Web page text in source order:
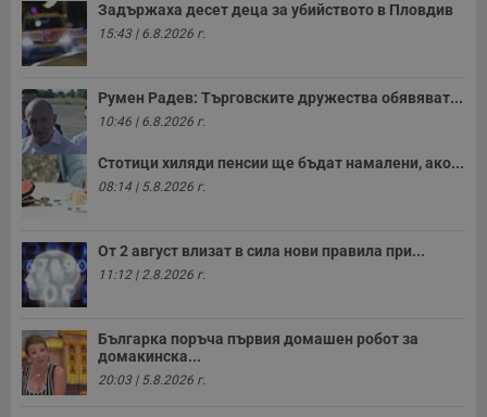
Задържаха десет деца за убийството в Пловдив
15:43 | 6.8.2026 г.
Румен Радев: Търговските дружества обявяват...
10:46 | 6.8.2026 г.
Стотици хиляди пенсии ще бъдат намалени, ако...
08:14 | 5.8.2026 г.
От 2 август влизат в сила нови правила при...
11:12 | 2.8.2026 г.
Българка поръча първия домашен робот за
домакинска...
20:03 | 5.8.2026 г.